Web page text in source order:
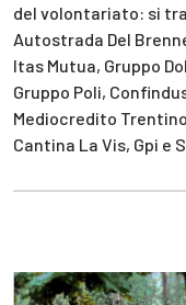
del volontariato: si
Autostrada Del
Itas Mutua, Gruppo
Gruppo Poli,
Mediocredito
Cantina La Vis, Gpi e